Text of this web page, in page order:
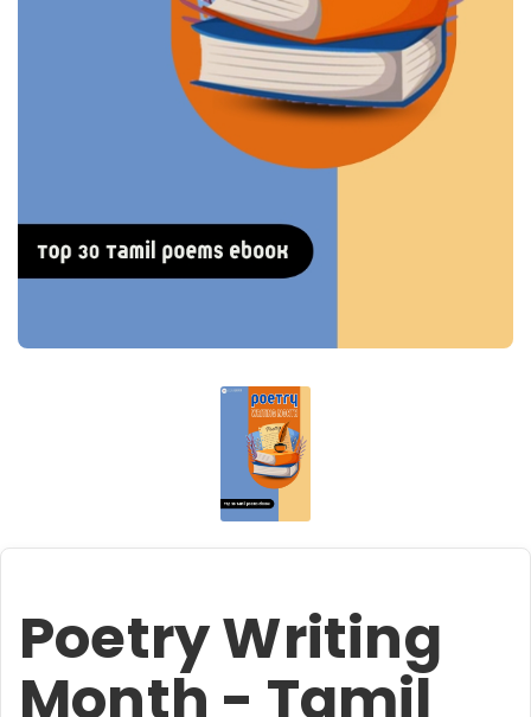
Poetry Writing
Month - Tamil